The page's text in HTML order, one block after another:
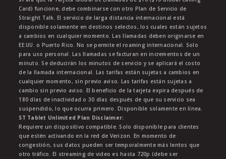
Card) funcione, debe combinarse con otro Plan de Servicio de
Straight Talk. El servicio de larga distancia internacional está
disponible solamente en destinos selectos, los cuales están sujetos
a cambios en cualquier momento. Las llamadas deben originarse en
EE.UU. o Puerto Rico. No se permite el roaming internacional. Solo
para uso personal. Las llamadas se facturan en incrementos de un
minuto. Se deducirán los minutos de servicio y se aplicará el costo
de la llamada internacional. Las tarifas están sujetas a cambios en
cualquier momento, sin previo aviso. Las tarifas están sujetas a
cambio sin previo aviso. El beneficio de la tarjeta expira después de
180 días de inactividad o 30 días después de que su servicio sea
suspendido, lo que ocurra primero. Disponible solamente en línea.
ST Tablet Unlimited Plan Disclaimer:
Requiere un dispositivo compatible. Solo disponible para clientes
que estén activando en la red de Verizon. En momento de
congestión, sus datos pueden ser temporalmente más lentos que
otro tráfico. El streaming de video es hasta 720p (debe ser